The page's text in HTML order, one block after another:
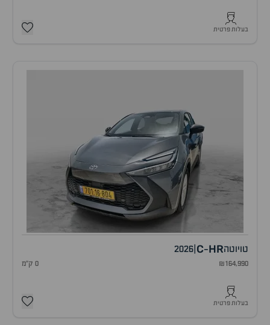
בעלות פרטית
טויוטה C-HR
2026
₪164,990 0 ק"מ
בעלות פרטית